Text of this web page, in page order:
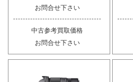
お問合せ下さい
中古参考買取価格
お問合せ下さい